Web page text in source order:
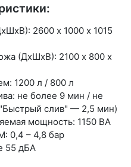
2600 х 1000 х 1015
(ДхШхВ): 2100 х 800 х
1200 л / 800 л
не более 9 мин / не
слив" — 2,5 мин)
мощность: 1150 ВА
0,4 – 4,8 бар
55 дБА